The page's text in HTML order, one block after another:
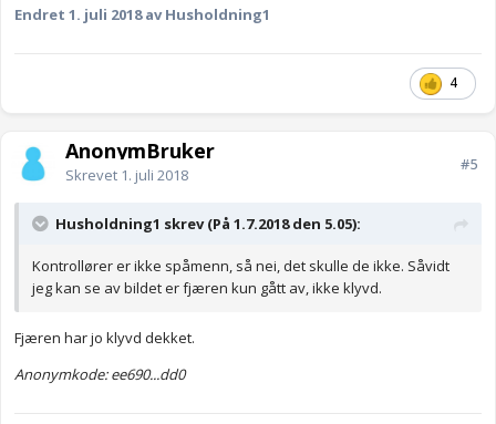
Endret 1. juli 2018av Husholdning1
4
AnonymBruker
Skrevet 1. juli 2018
#5
Husholdning1 skrev (På 1.7.2018 den 5.05):
Kontrollører er ikke spåmenn, så nei, det skulle de ikke. Såvidt
jeg kan se av bildet er fjæren kun gått av, ikke klyvd.
Fjæren har jo klyvd dekket.
Anonymkode: ee690...dd0